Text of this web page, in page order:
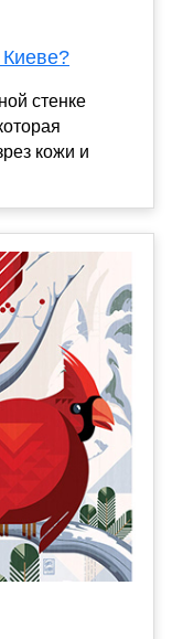
Киеве?
стенке
кожи и